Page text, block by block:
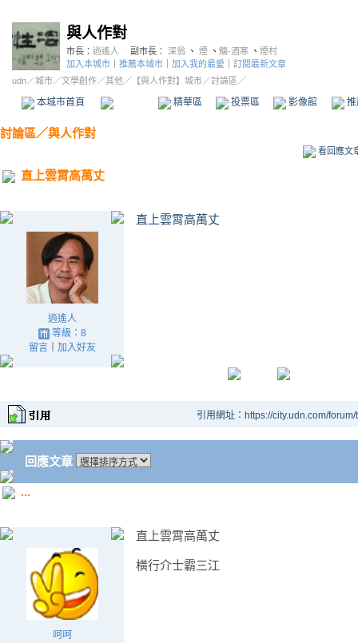
與人作對
市長： 逍遙人 副市長： 深翁 、 煙 、 觴-酒寒 、 煙村
加入本城市
推薦本城市 加入我的最愛
訂閱最新文章
udn／城市／文學創作／其他 ／ 【與人作對】城市／討論區／
本城市首頁 精華區 投票區 影像館
討論區／與人作對
看回應文
直上雲霄高萬丈
逍遙人
等級：8
留言｜ 加入好友
直上雲霄高萬丈
引用網址：https://city.udn.com/
回應文章
...
呵呵
直上雲霄高萬丈
橫行介士霸三江